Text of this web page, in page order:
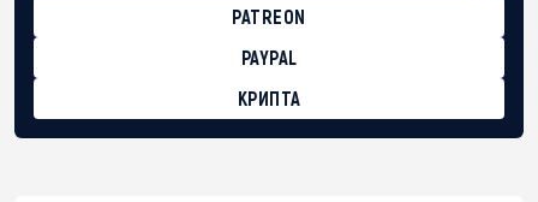
PATREON
PAYPAL
КРИПТА